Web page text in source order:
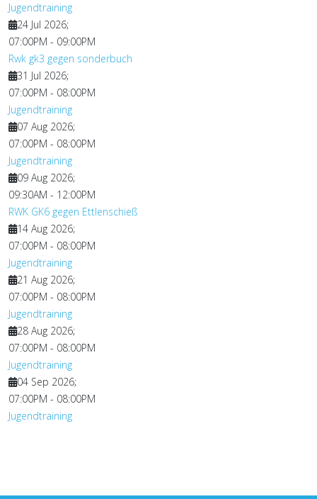
Jugendtraining
24 Jul 2026;
07:00PM - 09:00PM
Rwk gk3 gegen sonderbuch
31 Jul 2026;
07:00PM - 08:00PM
Jugendtraining
07 Aug 2026;
07:00PM - 08:00PM
Jugendtraining
09 Aug 2026;
09:30AM - 12:00PM
RWK GK6 gegen Ettlenschieß
14 Aug 2026;
07:00PM - 08:00PM
Jugendtraining
21 Aug 2026;
07:00PM - 08:00PM
Jugendtraining
28 Aug 2026;
07:00PM - 08:00PM
Jugendtraining
04 Sep 2026;
07:00PM - 08:00PM
Jugendtraining